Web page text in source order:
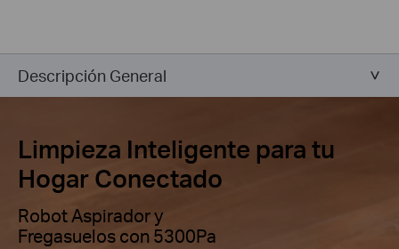
Descripción General
Limpieza Inteligente para tu
Hogar Conectado
Robot Aspirador y
Fregasuelos con 5300Pa